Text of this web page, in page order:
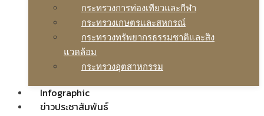
กระทรวงการท่องเทียวและกีฬา
กระทรวงเกษตรและสหกรณ์
กระทรวงทรัพยากรธรรมชาติและสิง
แวดล้อม
กระทรวงอุตสาหกรรม
Infographic
ข่าวประชาสัมพันธ์